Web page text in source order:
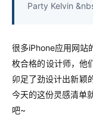
Party Kelvin
很多iPhone应用网站
枚合格的设计师，他
卯足了劲设计出新颖
今天的这份灵感清单
吧~